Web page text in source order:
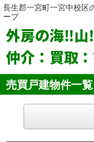
長生郡一宮町一宮中校区
ープ
外房の海‼
仲介：買取
売買戸建物件一覧